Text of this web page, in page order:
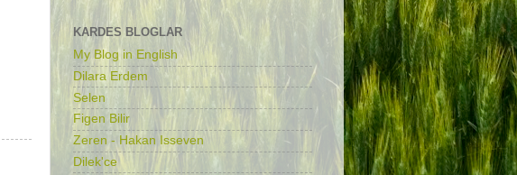
KARDES BLOGLAR
My Blog in English
Dilara Erdem
Selen
Figen Bilir
Zeren - Hakan Isseven
Dilek'ce